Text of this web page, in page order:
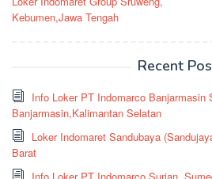
pos
Kebumen,Jawa Tengah
Recent
Info Loker PT Indomarco Banjarmasin
Banjarmasin,Kalimantan Selatan
Loker Indomaret Sandubaya
Barat